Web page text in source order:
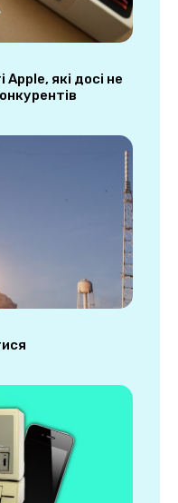
які досі не